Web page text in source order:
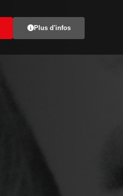
Plus d'infos